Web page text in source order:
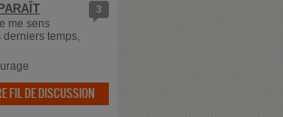
3
me sens
temps,
FIL DE DISCUSSION